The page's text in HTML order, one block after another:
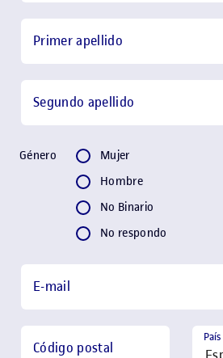
Primer apellido
Segundo apellido
Género Género
Mujer
Hombre
No Binario
No respondo
E-mail
Código postal
País